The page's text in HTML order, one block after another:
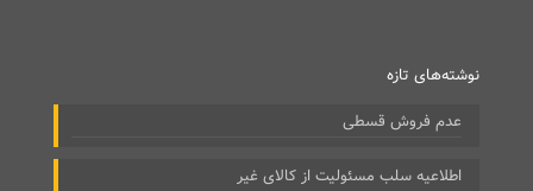
نوشته‌های تازه
عدم فروش قسطی
اطلاعیه سلب مسئولیت از کالای غیر